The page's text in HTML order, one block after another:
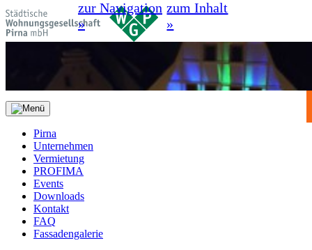
zur Navigation
»
zum Inhalt
»
Pirna
Unternehmen
Vermietung
PROFIMA
Events
Downloads
Kontakt
FAQ
Fassadengalerie